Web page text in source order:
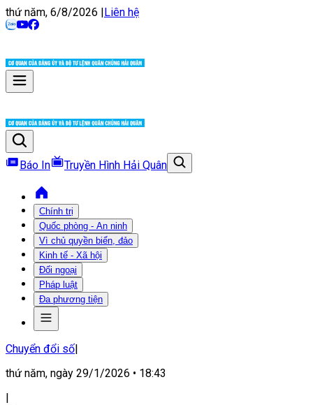
thứ năm, 6/8/2026 |Liên hệ
Báo In Truyền Hình Hải Quân
Chính trị
Quốc phòng - An ninh
Vì chủ quyền biển, đảo
Kinh tế - Xã hội
Đối ngoại
Pháp luật
Đa phương tiện
Chuyển đổi số|
thứ năm, ngày 29/1/2026 • 18:43
|